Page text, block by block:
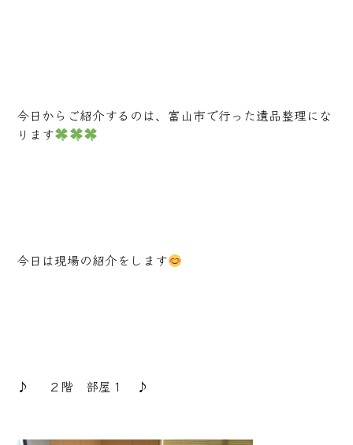
今日からご紹介するのは、富山市で行った遺品整理にな
ります
今日は現場の紹介をします
♪ ２階 部屋１ ♪